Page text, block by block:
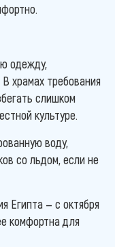
одежду,
храмах требования
слишком
культуре.
воду,
со льдом, если не
Египта — с октября
комфортна для